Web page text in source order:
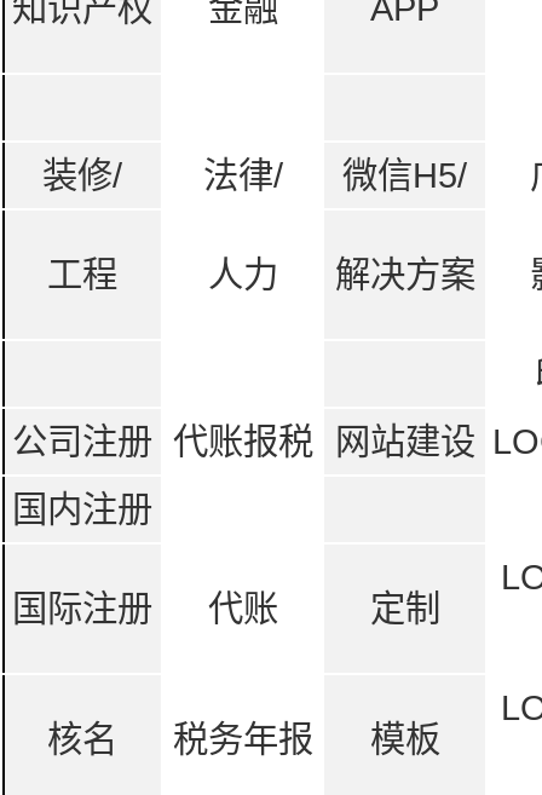
知识产权 金融 APP
装修/ 法律/ 微信H5/
工程 人力 解决方案
公司注册 代账报税 网站建设
国内注册
国际注册 代账 定制
核名 税务年报 模板